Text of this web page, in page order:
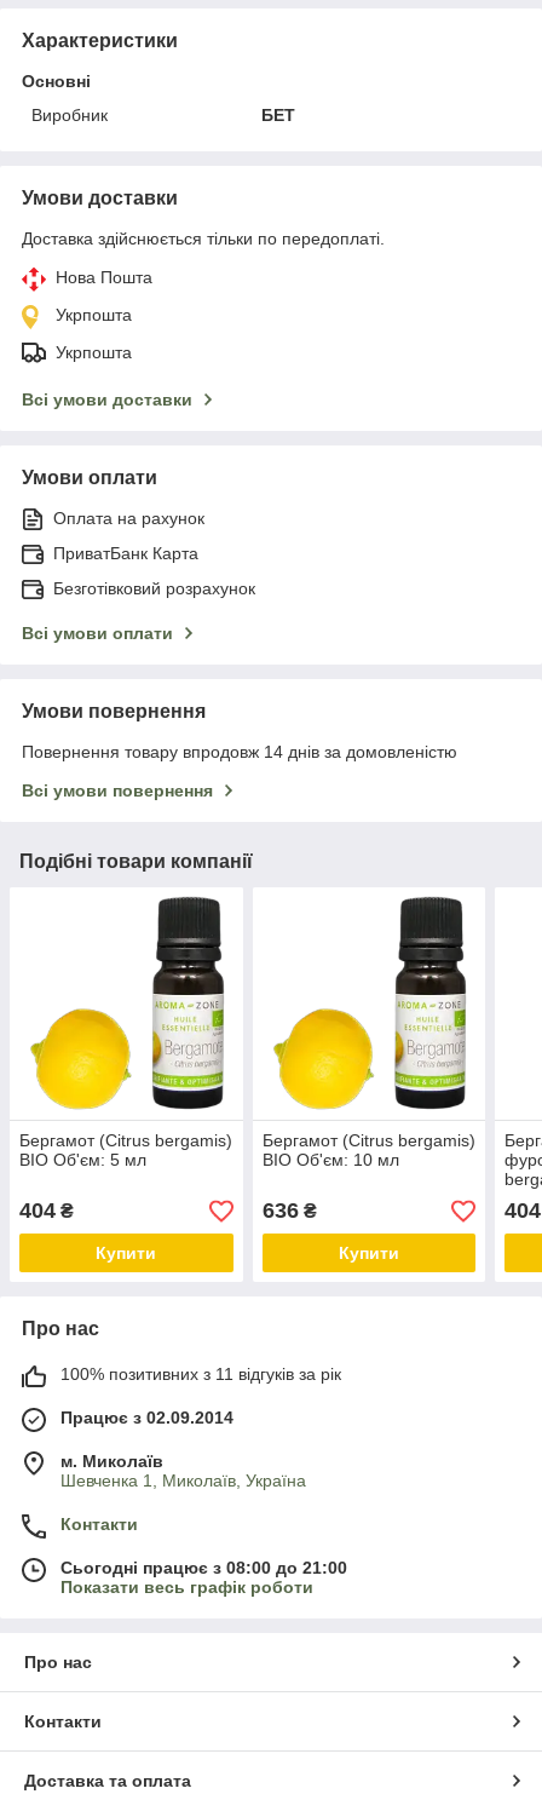
Характеристики
Основні
Виробник
БЕТ
Умови доставки
Доставка здійснюється тільки по передоплаті.
Нова Пошта
Укрпошта
Укрпошта
Всі умови доставки
Умови оплати
Оплата на рахунок
ПриватБанк Карта
Безготівковий розрахунок
Всі умови оплати
Умови повернення
Повернення товару впродовж 14 днів за домовленістю
Всі умови повернення
Подібні товари компанії
Бергамот (Citrus bergamis)
BIO Об'єм: 5 мл
404 ₴
Купити
Бергамот (Citrus bergamis)
BIO Об'єм: 10 мл
636₴
Купити
404
Про нас
100% позитивних з 11 відгуків за рік
Працює з 02.09.2014
м. Миколаїв
Шевченка 1, Миколаїв, Україна
Контакти
Сьогодні працює з 08:00 до 21:00
Показати весь графік роботи
Про нас
Контакти
Доставка та оплата